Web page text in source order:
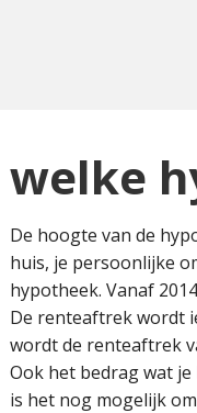
welke
De hoogte van de
huis, je persoonlijke
hypotheek. Vanaf
De renteaftrek wordt
wordt de renteaftrek
Ook het bedrag wat
is het nog mogelijk